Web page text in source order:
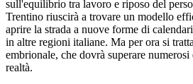
sull'equilibrio tra lavoro e riposo del
Trentino riuscirà a trovare un modello
aprire la strada a nuove forme di
in altre regioni italiane. Ma per ora si
embrionale, che dovrà superare
realtà.